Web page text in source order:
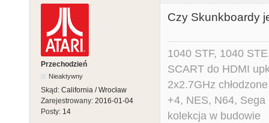
Przechodzień
Nieaktywny
Skąd: California / Wrocław
Zarejestrowany: 2016-01-04
Posty: 14
Czy Skunkboardy
1040 STF, 1040
SCART do HDMI
2x2.7GHz
+4, NES, N64,
kolekcja w budowie